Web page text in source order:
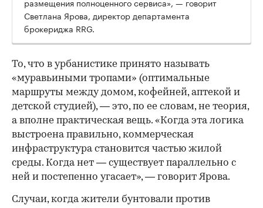
00:00
Светлана Ярова, директор департамента
брокериджа RRG.
То, что в урбанистике принято называть
«муравьиными тропами» (оптимальные
маршруты между домом, кофейней, аптекой и
детской студией), — это, по ее словам, не теория,
а вполне практическая вещь. «Когда эта логика
выстроена правильно, коммерческая
инфраструктура становится частью жилой
среды. Когда нет — существует параллельно с
ней и постепенно угасает», — говорит Ярова.
Случаи, когда жители бунтовали против